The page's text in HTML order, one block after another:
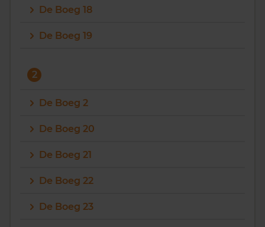
De Boeg 18
De Boeg 19
2
De Boeg 2
De Boeg 20
De Boeg 21
De Boeg 22
De Boeg 23